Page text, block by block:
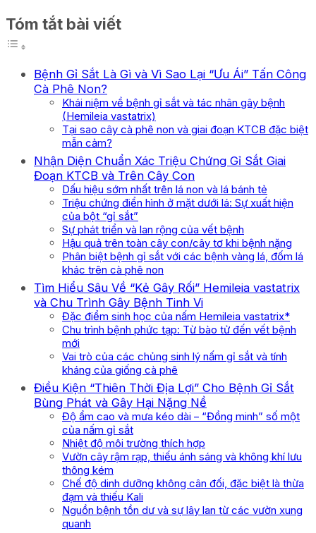
Tóm tắt bài viết
Bệnh Gỉ Sắt Là Gì và Vì Sao Lại “Ưu Ái” Tấn Công
Cà Phê Non?
Khái niệm về bệnh gỉ sắt và tác nhân gây bệnh
(Hemileia vastatrix)
Tại sao cây cà phê non và giai đoạn KTCB đặc biệt
mẫn cảm?
Nhận Diện Chuẩn Xác Triệu Chứng Gỉ Sắt Giai
Đoạn KTCB và Trên Cây Con
Dấu hiệu sớm nhất trên lá non và lá bánh tẻ
Triệu chứng điển hình ở mặt dưới lá: Sự xuất hiện
của bột “gỉ sắt”
Sự phát triển và lan rộng của vết bệnh
Hậu quả trên toàn cây con/cây tơ khi bệnh nặng
Phân biệt bệnh gỉ sắt với các bệnh vàng lá, đốm lá
khác trên cà phê non
Tìm Hiểu Sâu Về “Kẻ Gây Rối” Hemileia vastatrix
và Chu Trình Gây Bệnh Tinh Vi
Đặc điểm sinh học của nấm Hemileia vastatrix*
Chu trình bệnh phức tạp: Từ bào tử đến vết bệnh
mới
Vai trò của các chủng sinh lý nấm gỉ sắt và tính
kháng của giống cà phê
Điều Kiện “Thiên Thời Địa Lợi” Cho Bệnh Gỉ Sắt
Bùng Phát và Gây Hại Nặng Nề
Độ ẩm cao và mưa kéo dài – “Đồng minh” số một
của nấm gỉ sắt
Nhiệt độ môi trường thích hợp
Vườn cây rậm rạp, thiếu ánh sáng và không khí lưu
thông kém
Chế độ dinh dưỡng không cân đối, đặc biệt là thừa
đạm và thiếu Kali
Nguồn bệnh tồn dư và sự lây lan từ các vườn xung
quanh